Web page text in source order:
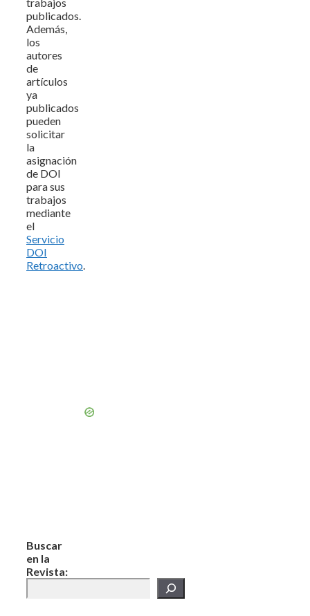
publicados.
Además,
los
autores
de
artículos
ya
publicados
pueden
solicitar
la
asignación
de DOI
para sus
trabajos
mediante
el
Servicio
DOI
Retroactivo.
Buscar
en la
Revista: